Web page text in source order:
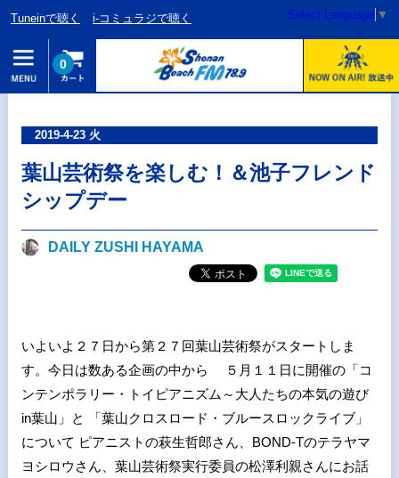
Tuneinで聴く i-コミュラジで聴く Select Language ▼
0
2019-4-23 火
葉山芸術祭を楽しむ！＆池子フレンド
シップデー
DAILY ZUSHI HAYAMA
いよいよ２７日から第２７回葉山芸術祭がスタートしま
す。今日は数ある企画の中から ５月１１日に開催の「コ
ンテンポラリー・トイピアニズム～大人たちの本気の遊び
in葉山」と 「葉山クロスロード・ブルースロックライブ」
について ピアニストの萩生哲郎さん、BOND-Tのテラヤマ
ヨシロウさん、葉山芸術祭実行委員の松澤利親さんにお話